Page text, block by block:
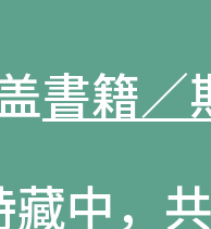
書籍／
藏中，